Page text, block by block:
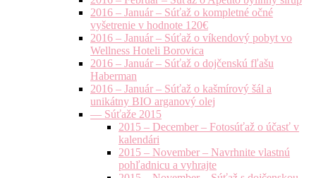
2016 – Január – Súťaž o kompletné očné
vyšetrenie v hodnote 120€
2016 – Január – Súťaž o víkendový pobyt vo
Wellness Hoteli Borovica
2016 – Január – Súťaž o dojčenskú fľašu
Haberman
2016 – Január – Súťaž o kašmírový šál a
unikátny BIO arganový olej
— Súťaže 2015
2015 – December – Fotosúťaž o účasť v
kalendári
2015 – November – Navrhnite vlastnú
pohľadnicu a vyhrajte